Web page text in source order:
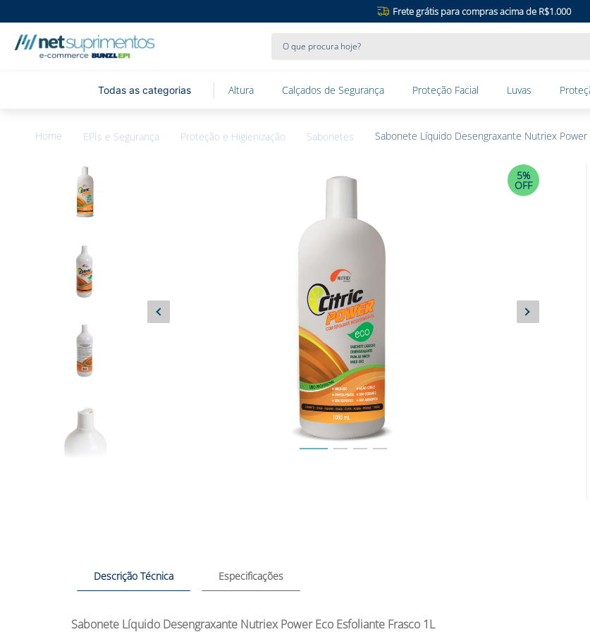
Frete grátis para compras acima de R$1.000
Altura Calçados de Segurança Proteção Facial Luvas
EPIs e Segurança Proteção e Higienização Sabonetes Sabonete Líquido Desengraxante Nutriex Power
5%
OFF
Descrição Técnica Especificações
Sabonete Líquido Desengraxante Nutriex Power Eco Esfoliante Frasco 1L